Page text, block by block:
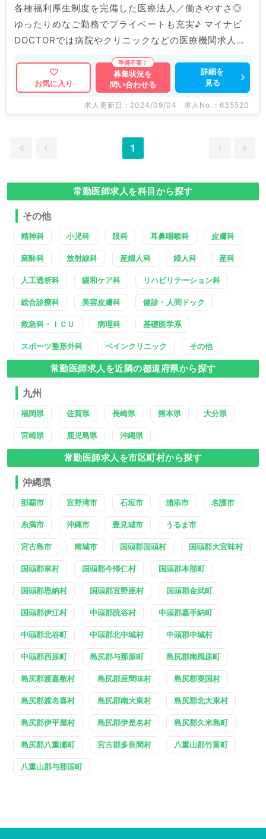
各種福利厚生制度を完備した医療法人／働きやすさ◎
ゆったりめなご勤務でプライベートも充実♪ マイナビ
DOCTORでは病院やクリニックなどの医療機関求人は
もちろんのこと、 掲載情報以外にも産業医等の企業系
求人も多数扱っています。 求人内容の詳細等はお気軽
にお問合せ下さい。
お気に入り
募集状況を
問い合わせる
詳細を
見る
求人更新日 : 2024/09/04 求人No. : 635520
1
常勤医師求人を科目から探す
その他
精神科 小児科 眼科 耳鼻咽喉科 皮膚科
麻酔科 放射線科 産婦人科 婦人科 産科
人工透析科 緩和ケア科 リハビリテーション科
総合診療科 美容皮膚科 健診・人間ドック
救急科・ＩＣＵ 病理科 基礎医学系
スポーツ整形外科 ペインクリニック その他
常勤医師求人を近隣の都道府県から探す
九州
福岡県 佐賀県 長崎県 熊本県 大分県
宮崎県 鹿児島県 沖縄県
常勤医師求人を市区町村から探す
沖縄県
那覇市 宜野湾市 石垣市 浦添市 名護市
糸満市 沖縄市 豊見城市 うるま市
宮古島市 南城市 国頭郡国頭村 国頭郡大宜味村
国頭郡東村 国頭郡今帰仁村 国頭郡本部町
国頭郡恩納村 国頭郡宜野座村 国頭郡金武町
国頭郡伊江村 中頭郡読谷村 中頭郡嘉手納町
中頭郡北谷町 中頭郡北中城村 中頭郡中城村
中頭郡西原町 島尻郡与那原町 島尻郡南風原町
島尻郡渡嘉敷村 島尻郡座間味村 島尻郡粟国村
島尻郡渡名喜村 島尻郡南大東村 島尻郡北大東村
島尻郡伊平屋村 島尻郡伊是名村 島尻郡久米島町
島尻郡八重瀬町 宮古郡多良間村 八重山郡竹富町
八重山郡与那国町